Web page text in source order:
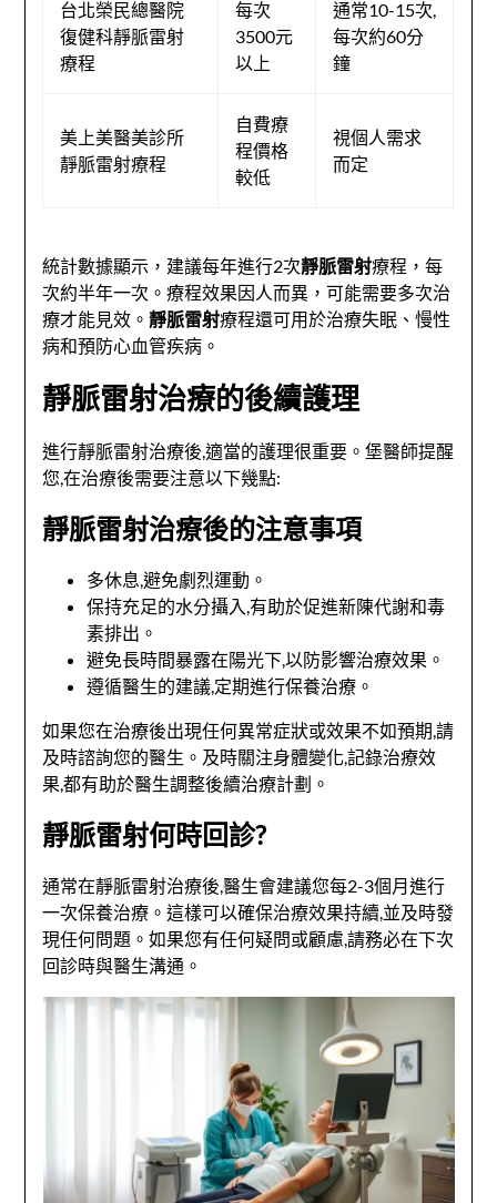
台北榮民總醫院
復健科靜脈雷射
療程
每次
3500元
以上
通常10-15次,
每次約60分
鐘
美上美醫美診所
靜脈雷射療程
自費療
程價格
較低
視個人需求
而定
統計數據顯示，建議每年進行2次靜脈雷射療程，每
次約半年一次。療程效果因人而異，可能需要多次治
療才能見效。靜脈雷射療程還可用於治療失眠、慢性
病和預防心血管疾病。
靜脈雷射治療的後續護理
進行靜脈雷射治療後,適當的護理很重要。堡醫師提醒
您,在治療後需要注意以下幾點:
靜脈雷射治療後的注意事項
多休息,避免劇烈運動。
保持充足的水分攝入,有助於促進新陳代謝和毒
素排出。
避免長時間暴露在陽光下,以防影響治療效果。
遵循醫生的建議,定期進行保養治療。
如果您在治療後出現任何異常症狀或效果不如預期,請
及時諮詢您的醫生。及時關注身體變化,記錄治療效
果,都有助於醫生調整後續治療計劃。
靜脈雷射何時回診?
通常在靜脈雷射治療後,醫生會建議您每2-3個月進行
一次保養治療。這樣可以確保治療效果持續,並及時發
現任何問題。如果您有任何疑問或顧慮,請務必在下次
回診時與醫生溝通。